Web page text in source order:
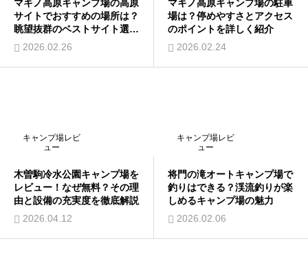
マキノ高原キャンプ場の高原
サイトでおすすめの場所は？
眺望抜群のベストサイト選び
を紹介
2026.02.26
マキノ高原キャンプ場の駐車
場は？停めやすさとアクセス
のポイントを詳しく紹介
2026.02.24
キャンプ場レビ
ュー
木曽駒冷水公園キャンプ場を
レビュー！なぜ無料？その理
由と設備の充実度を徹底解説
2026.04.12
キャンプ場レビ
ュー
将門の滝オートキャンプ場で
釣りはできる？渓流釣りが楽
しめるキャンプ場の魅力
2026.02.06